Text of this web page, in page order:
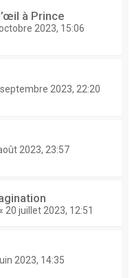
à Prince
2023, 15:06
2023, 22:20
2023, 23:57
« 20 juillet 2023, 12:51
2023, 14:35